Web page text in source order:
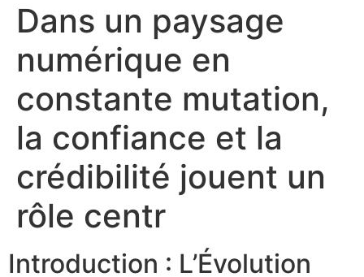
Dans un paysage
numérique en
constante mutation,
la confiance et la
crédibilité jouent un
rôle centr
Introduction : L’Évolution